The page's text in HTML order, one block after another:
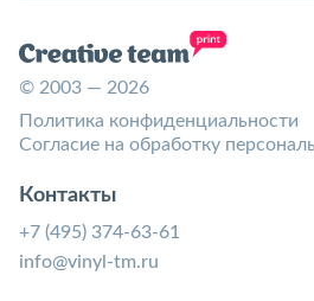
© 2003 — 2026
Политика конфиденциальности
Согласие на обработку
Контакты
+7 (495) 374-63-61
info@vinyl-tm.ru